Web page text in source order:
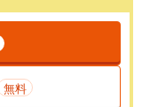
無料